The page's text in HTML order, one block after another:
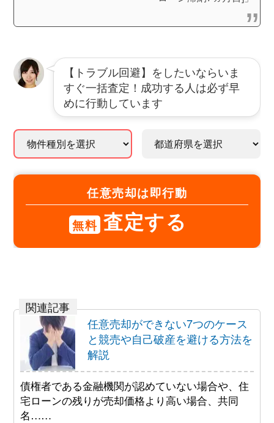
【トラブル回避】をしたいならいま
すぐ一括査定！成功する人は必ず早
めに行動しています
任意売却は即行動
無料 査定する
任意売却ができない7つのケース
と競売や自己破産を避ける方法を
解説
債権者である金融機関が認めていない場合や、住
宅ローンの残りが売却価格より高い場合、共同
名……